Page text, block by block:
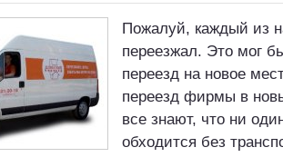
Пожалуй, каждый из
переезжал. Это мог
переезд на новое
переезд фирмы в
все знают, что ни
обходится без